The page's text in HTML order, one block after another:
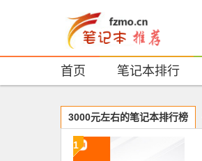
首页 笔记本排行
3000元左右的笔记本排行榜
1